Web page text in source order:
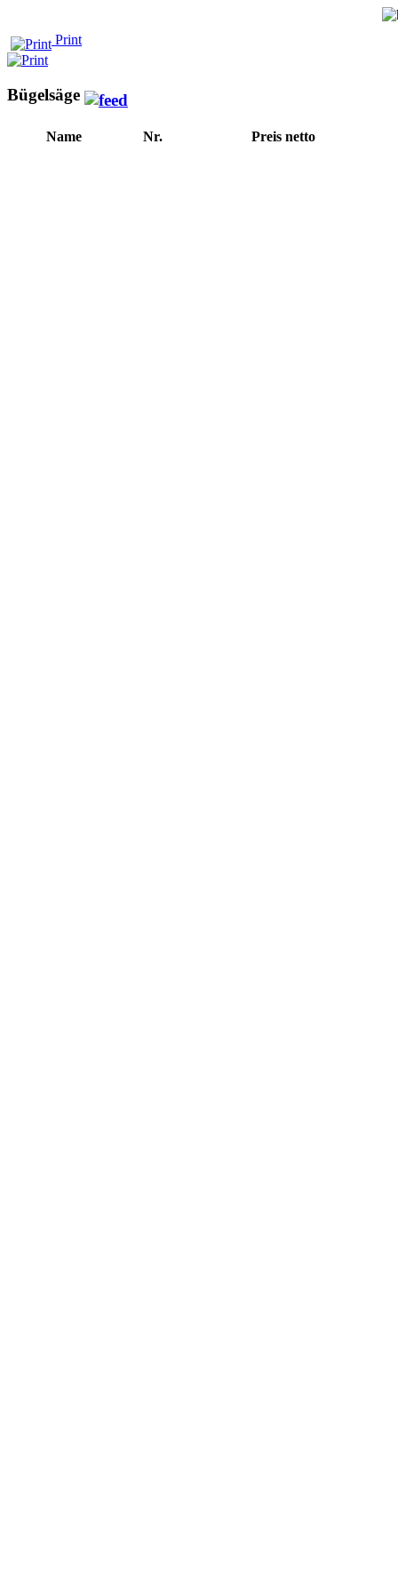
Print
Bügelsäge
Name Nr. Preis netto